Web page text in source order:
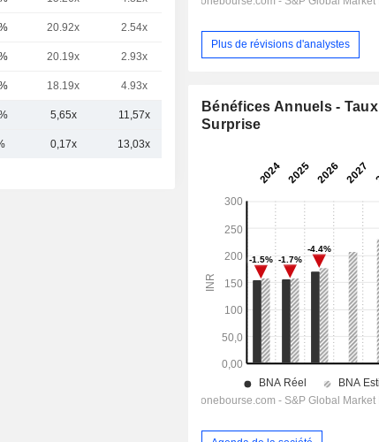
20.92x 2.54x
20.19x 2.93x 1.65x
18.19x 4.93x
5,65x 11,57x 4,15x
0,17x 13,03x
Plus de révisions d'analystes
Bénéfices Annuels -
Surprise